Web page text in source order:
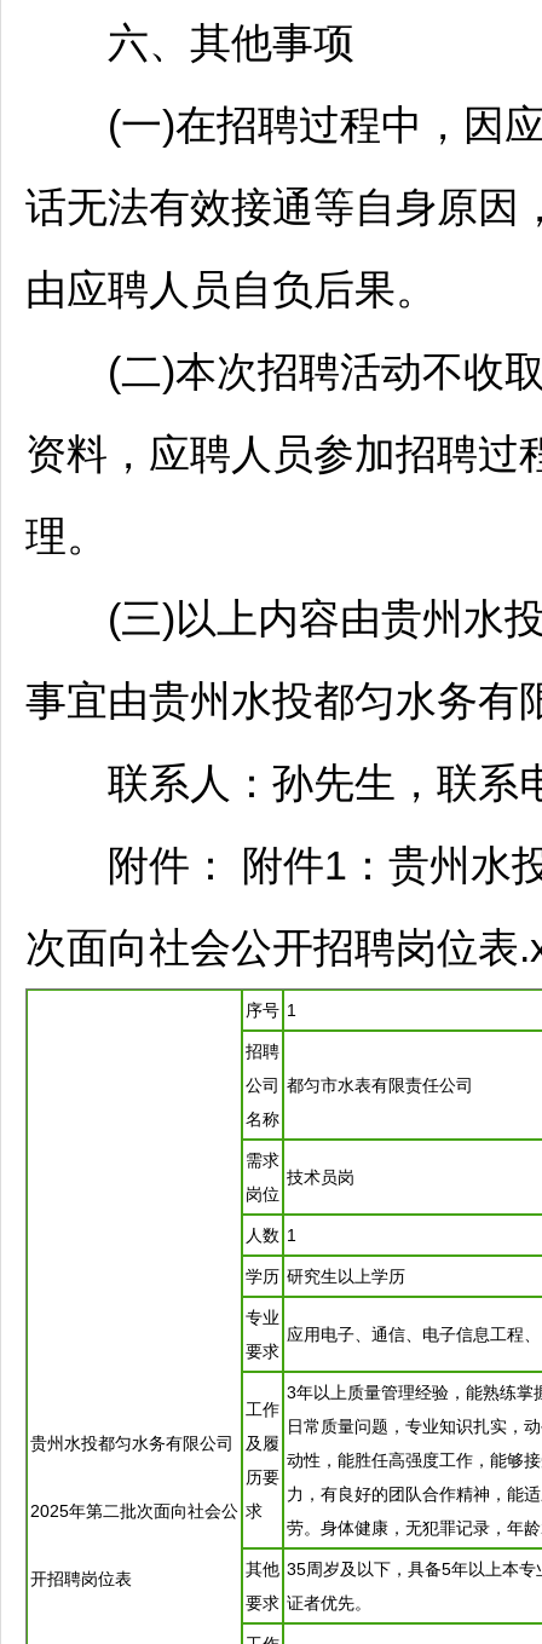
六、其他事项
(一)在招聘过程中，因
话无法有效接通等自身原因
由应聘人员自负后果。
(二)本次招聘活动不收
资料，应聘人员参加招聘过
理。
(三)以上内容由贵州水
事宜由贵州水投都匀水务有
联系人：孙先生，联系
附件： 附件1：贵州水
次面向社会公开招聘岗位表
贵州水投都匀水务有限公司
2025年第二批次面向社会公
开招聘岗位表
序号 1
招聘
公司
名称
都匀市水表有限责任公司
需求
岗位
技术员岗
人数 1
学历 研究生以上学历
专业
要求
应用电子、通信、电子信息工程
工作
及履
历要
求
3年以上质量管理经验，能熟练
日常质量问题，专业知识扎实，
动性，能胜任高强度工作，能够
力，有良好的团队合作精神，能
劳。身体健康，无犯罪记录，年
其他
要求
35周岁及以下，具备5年以上本
证者优先。